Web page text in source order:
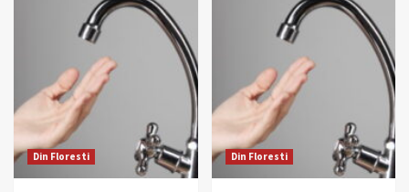
Din Floresti Din Floresti